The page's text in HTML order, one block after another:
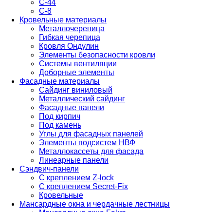
С-44
С-8
Кровельные материалы
Металлочерепица
Гибкая черепица
Кровля Ондулин
Элементы безопасности кровли
Системы вентиляции
Доборные элементы
Фасадные материалы
Сайдинг виниловый
Металлический сайдинг
Фасадные панели
Под кирпич
Под камень
Углы для фасадных панелей
Элементы подсистем НВФ
Металлокассеты для фасада
Линеарные панели
Сэндвич-панели
С креплением Z-lock
С креплением Secret-Fix
Кровельные
Мансардные окна и чердачные лестницы